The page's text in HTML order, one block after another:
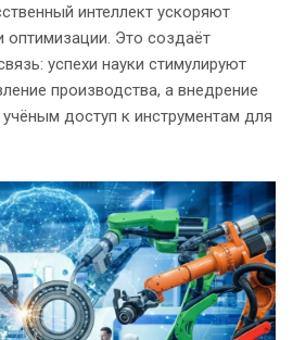
интеллект ускоряют
оптимизации. Это создаёт
успехи науки стимулируют
производства, а внедрение
доступ к инструментам для